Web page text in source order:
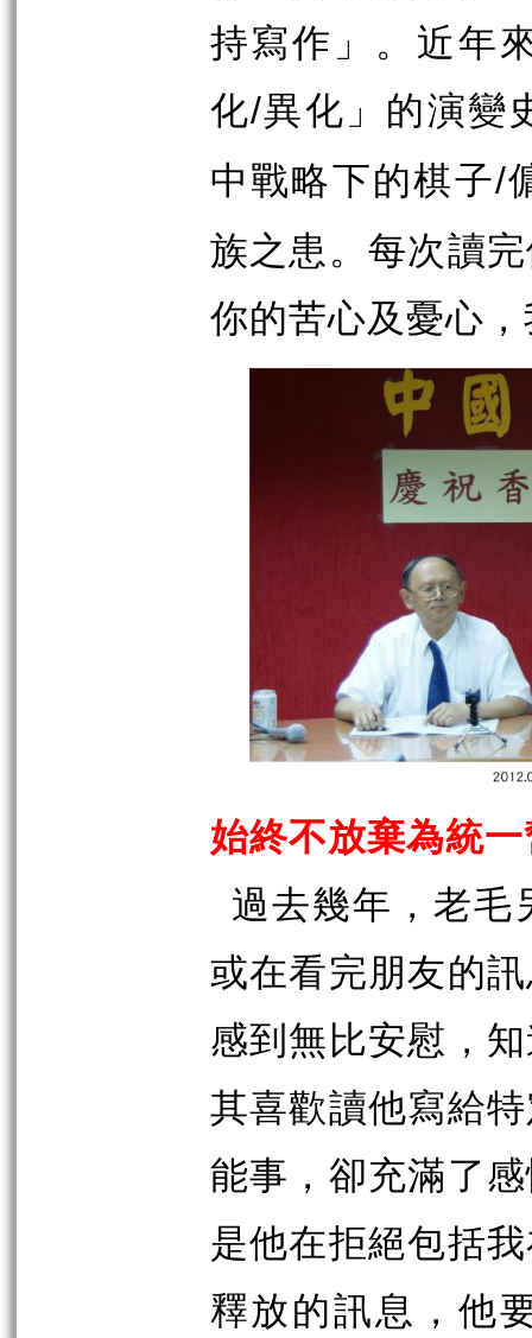
持寫作」。近年
化/異化」的演變
中戰略下的棋子/
族之患。每次讀
你的苦心及憂心
始終不放棄為統
過去幾年，老毛
或在看完朋友的
感到無比安慰，
其喜歡讀他寫給
能事，卻充滿了
是他在拒絕包括
釋放的訊息，他